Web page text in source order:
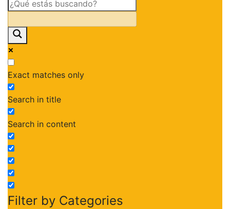
Exact matches only
Search in title
Search in content
Filter by Categories